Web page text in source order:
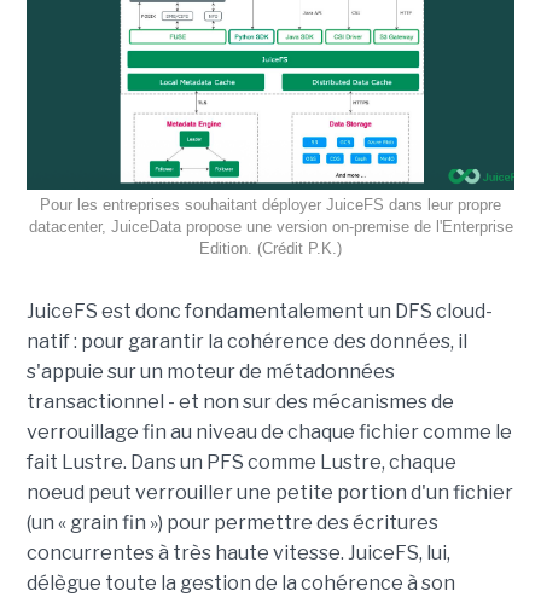
Pour les entreprises souhaitant déployer JuiceFS dans leur propre
datacenter, JuiceData propose une version on-premise de l'Enterprise
Edition. (Crédit P.K.)
JuiceFS est donc fondamentalement un DFS cloud-
natif : pour garantir la cohérence des données, il
s'appuie sur un moteur de métadonnées
transactionnel - et non sur des mécanismes de
verrouillage fin au niveau de chaque fichier comme le
fait Lustre. Dans un PFS comme Lustre, chaque
noeud peut verrouiller une petite portion d'un fichier
(un « grain fin ») pour permettre des écritures
concurrentes à très haute vitesse. JuiceFS, lui,
délègue toute la gestion de la cohérence à son